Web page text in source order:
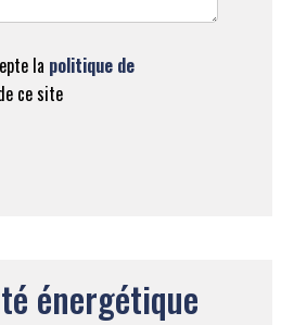
la politique de
ce site
énergétique